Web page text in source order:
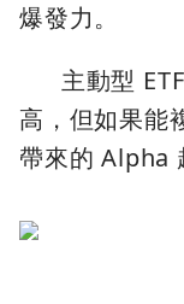
爆發力。
主動型 ETF
高，但如果能
帶來的 Alpha